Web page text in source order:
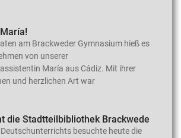
am Brackweder Gymnasium hieß es
von unserer
María aus Cádiz. Mit ihrer
und herzlichen Art war
die Stadtteilbibliothek Brackwede
besuchte heute die